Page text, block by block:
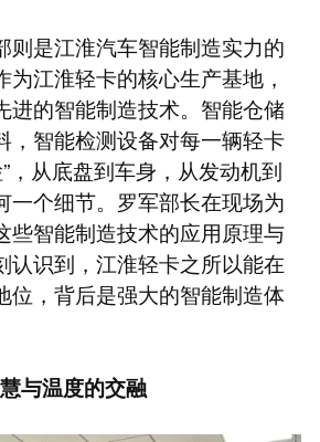
则是江淮汽车智能制造实力的
为江淮轻卡的核心生产基地，
进的智能制造技术。智能仓储
，智能检测设备对每一辆轻卡
，从底盘到车身，从发动机到
一个细节。罗军部长在现场为
些智能制造技术的应用原理与
认识到，江淮轻卡之所以能在
位，背后是强大的智能制造体
与温度的交融